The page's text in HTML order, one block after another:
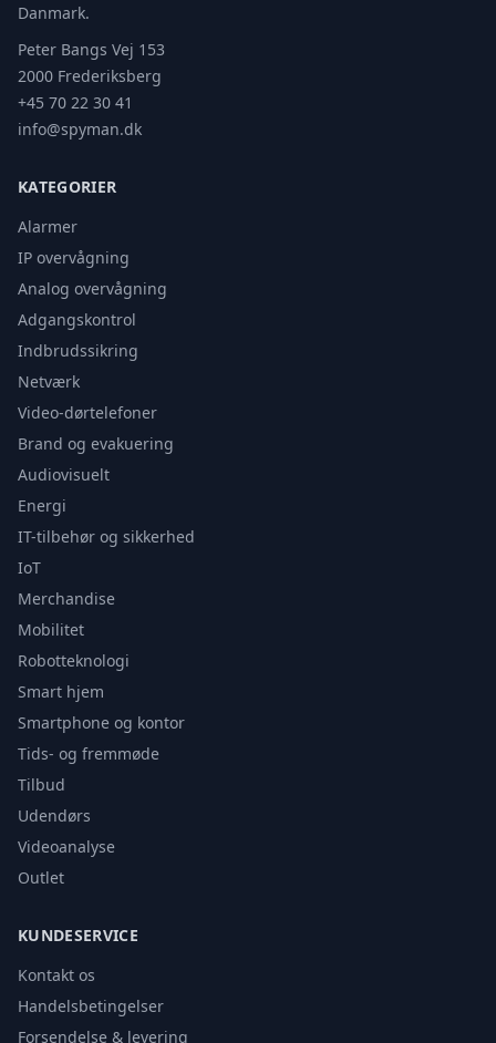
Danmark.
Peter Bangs Vej 153
2000 Frederiksberg
+45 70 22 30 41
info@spyman.dk
KATEGORIER
Alarmer
IP overvågning
Analog overvågning
Adgangskontrol
Indbrudssikring
Netværk
Video-dørtelefoner
Brand og evakuering
Audiovisuelt
Energi
IT-tilbehør og sikkerhed
IoT
Merchandise
Mobilitet
Robotteknologi
Smart hjem
Smartphone og kontor
Tids- og fremmøde
Tilbud
Udendørs
Videoanalyse
Outlet
KUNDESERVICE
Kontakt os
Handelsbetingelser
Forsendelse & levering